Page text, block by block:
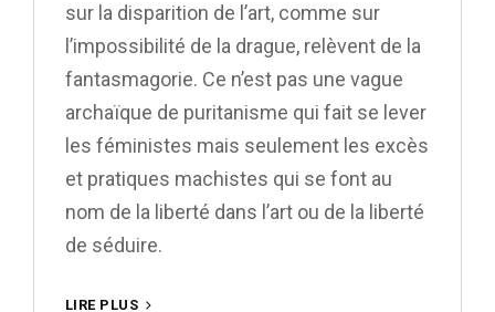
sur la disparition de l’art, comme sur
l’impossibilité de la drague, relèvent de la
fantasmagorie. Ce n’est pas une vague
archaïque de puritanisme qui fait se lever
les féministes mais seulement les excès
et pratiques machistes qui se font au
nom de la liberté dans l’art ou de la liberté
de séduire.
LIRE PLUS